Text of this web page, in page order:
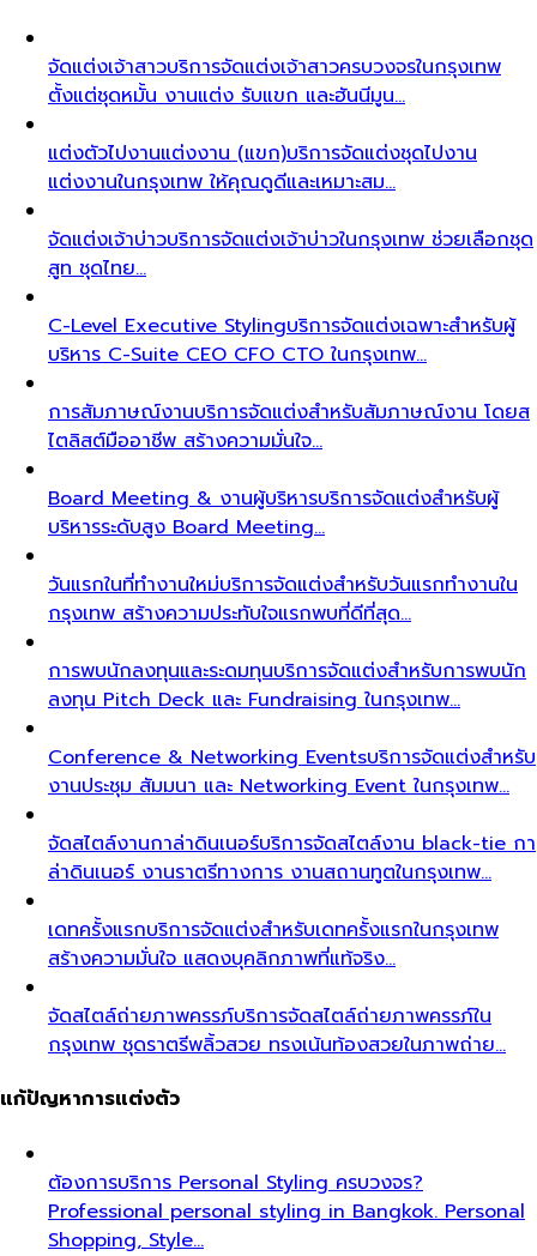
จัดแต่งเจ้าสาวบริการจัดแต่งเจ้าสาวครบวงจรในกรุงเทพ
ตั้งแต่ชุดหมั้น งานแต่ง รับแขก และฮันนีมูน…
แต่งตัวไปงานแต่งงาน (แขก)บริการจัดแต่งชุดไปงาน
แต่งงานในกรุงเทพ ให้คุณดูดีและเหมาะสม…
จัดแต่งเจ้าบ่าวบริการจัดแต่งเจ้าบ่าวในกรุงเทพ ช่วยเลือกชุด
สูท ชุดไทย…
C-Level Executive Stylingบริการจัดแต่งเฉพาะสำหรับผู้
บริหาร C-Suite CEO CFO CTO ในกรุงเทพ…
การสัมภาษณ์งานบริการจัดแต่งสำหรับสัมภาษณ์งาน โดยส
ไตลิสต์มืออาชีพ สร้างความมั่นใจ…
Board Meeting & งานผู้บริหารบริการจัดแต่งสำหรับผู้
บริหารระดับสูง Board Meeting…
วันแรกในที่ทำงานใหม่บริการจัดแต่งสำหรับวันแรกทำงานใน
กรุงเทพ สร้างความประทับใจแรกพบที่ดีที่สุด…
การพบนักลงทุนและระดมทุนบริการจัดแต่งสำหรับการพบนัก
ลงทุน Pitch Deck และ Fundraising ในกรุงเทพ…
Conference & Networking Eventsบริการจัดแต่งสำหรับ
งานประชุม สัมมนา และ Networking Event ในกรุงเทพ…
จัดสไตล์งานกาล่าดินเนอร์บริการจัดสไตล์งาน black-tie กา
ล่าดินเนอร์ งานราตรีทางการ งานสถานทูตในกรุงเทพ…
เดทครั้งแรกบริการจัดแต่งสำหรับเดทครั้งแรกในกรุงเทพ
สร้างความมั่นใจ แสดงบุคลิกภาพที่แท้จริง…
จัดสไตล์ถ่ายภาพครรภ์บริการจัดสไตล์ถ่ายภาพครรภ์ใน
กรุงเทพ ชุดราตรีพลิ้วสวย ทรงเน้นท้องสวยในภาพถ่าย…
แก้ปัญหาการแต่งตัว
ต้องการบริการ Personal Styling ครบวงจร?
Professional personal styling in Bangkok. Personal
Shopping, Style…